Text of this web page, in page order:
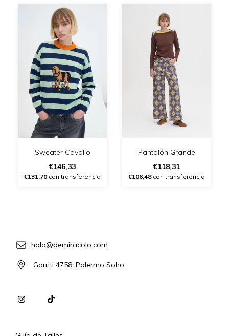
Sweater Cavallo
€146,33
€131,70 con transferencia
Pantalón Grande
€118,31
€106,48con transferencia
hola@demiracolo.com
Gorriti 4758, Palermo Soho